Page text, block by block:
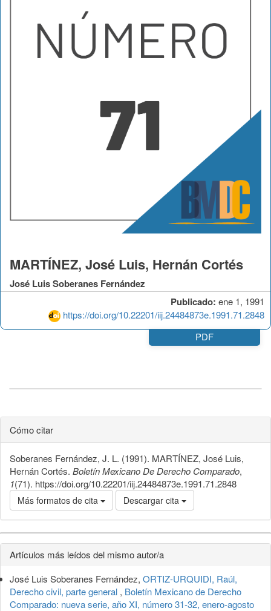
Publicado: ene 1, 1991
https://doi.org/10.22201/iij.24484873e.1991.71.2848
MARTÍNEZ, José Luis, Hernán Cortés
José Luis Soberanes Fernández
PDF
Cómo citar
Soberanes Fernández, J. L. (1991). MARTÍNEZ, José Luis,
Hernán Cortés. Boletín Mexicano De Derecho Comparado,
1(71). https://doi.org/10.22201/iij.24484873e.1991.71.2848
Más formatos de cita Descargar cita
Detalles
del
artículo
Artículos más leídos del mismo autor/a
José Luis Soberanes Fernández, ORTIZ-URQUIDI, Raúl,
Derecho civil, parte general , Boletín Mexicano de Derecho
Comparado: nueva serie, año XI, número 31-32, enero-agosto